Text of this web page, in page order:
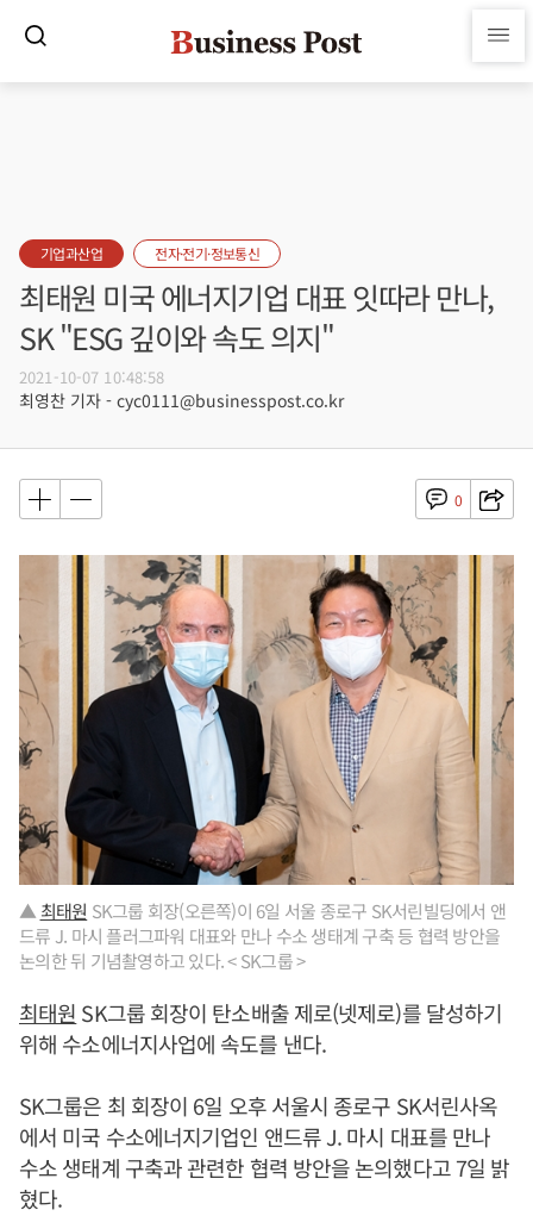
기업과산업 전자·전기·정보통신
최태원 미국 에너지기업 대표 잇따라 만나,
SK "ESG 깊이와 속도 의지"
2021-10-07 10:48:58
최영찬 기자 - cyc0111@businesspost.co.kr
0
▲ 최태원 SK그룹 회장(오른쪽)이 6일 서울 종로구 SK서린빌딩에서 앤
드류 J. 마시 플러그파워 대표와 만나 수소 생태계 구축 등 협력 방안을
논의한 뒤 기념촬영하고 있다. < SK그룹 >
최태원 SK그룹 회장이 탄소배출 제로(넷제로)를 달성하기
위해 수소에너지사업에 속도를 낸다.
SK그룹은 최 회장이 6일 오후 서울시 종로구 SK서린사옥
에서 미국 수소에너지기업인 앤드류 J. 마시 대표를 만나
수소 생태계 구축과 관련한 협력 방안을 논의했다고 7일 밝
혔다.